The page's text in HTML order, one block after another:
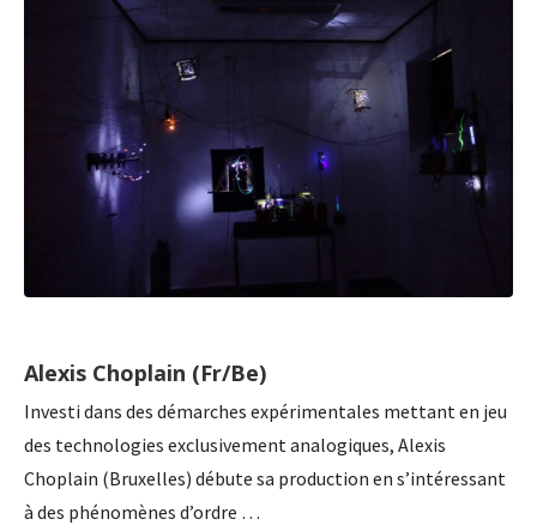
Alexis Choplain (Fr/Be)
Investi dans des démarches expérimentales mettant en jeu
des technologies exclusivement analogiques, Alexis
Choplain (Bruxelles) débute sa production en s’intéressant
à des phénomènes d’ordre …